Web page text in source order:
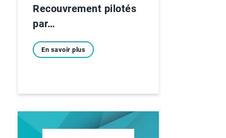
Recouvrement pilotés
par…
En savoir plus